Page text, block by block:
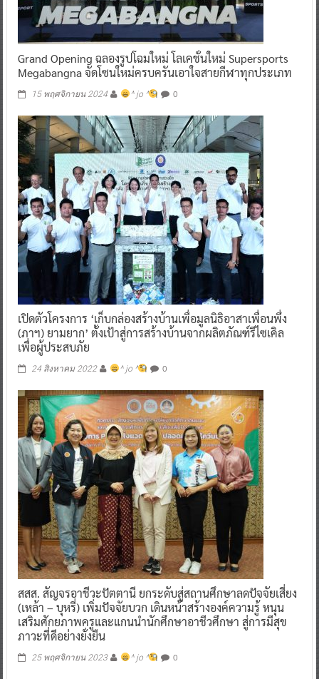
Grand Opening ฉลองรูปโฉมใหม่ โลเคชั่นใหม่ Supersports
Megabangna จัดโซนใหม่ครบครันเอาใจสายกีฬาทุกประเภท
15 พฤศจิกายน 2024 ^ jo ^ 0
เปิดตัวโครงการ ‘เก็บกล่องสร้างบ้านเพื่อมูลนิธิอาสาเพื่อนพึ่ง
(ภาฯ) ยามยาก’ ตั้งเป้าสู่การสร้างบ้านจากผลิตภัณฑ์รีไซเคิล
เพื่อผู้ประสบภัย
24 สิงหาคม 2022 ^ jo ^ 0
สสส. สัญจรอาชีวะปัตตานี ยกระดับสู่สถานศึกษาลดปัจจัยเสี่ยง
(เหล้า – บุหรี่) เพิ่มปัจจัยบวก เดินหน้าสร้างองค์ความรู้ หนุน
เสริมศักยภาพครูและแกนนำนักศึกษาอาชีวศึกษา สู่การมีสุข
ภาวะที่ดีอย่างยั่งยืน
25 พฤศจิกายน 2023 ^ jo ^ 0